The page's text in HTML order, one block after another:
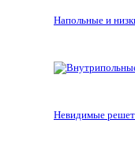
Напольные и
Невидимые